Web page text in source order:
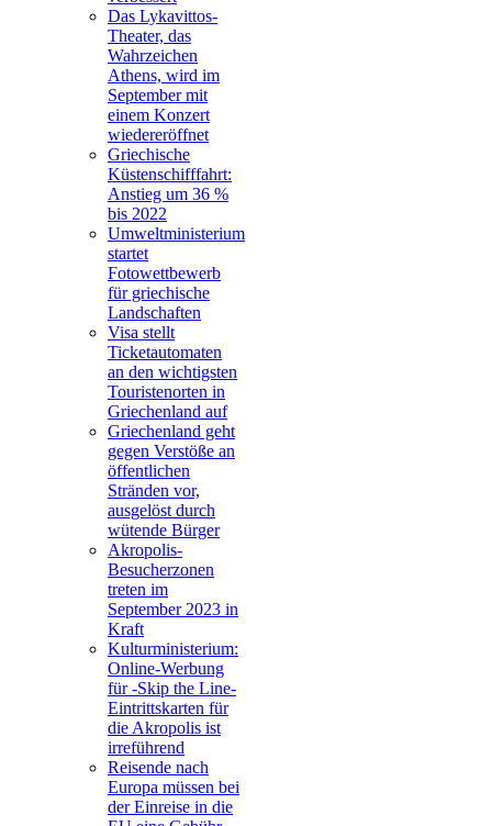
Das Lykavittos-
Theater, das
Wahrzeichen
Athens, wird im
September mit
einem Konzert
wiedereröffnet
Griechische
Küstenschifffahrt:
Anstieg um 36 %
bis 2022
Umweltministerium
startet
Fotowettbewerb
für griechische
Landschaften
Visa stellt
Ticketautomaten
an den wichtigsten
Touristenorten in
Griechenland auf
Griechenland geht
gegen Verstöße an
öffentlichen
Stränden vor,
ausgelöst durch
wütende Bürger
Akropolis-
Besucherzonen
treten im
September 2023 in
Kraft
Kulturministerium:
Online-Werbung
für -Skip the Line-
Eintrittskarten für
die Akropolis ist
irreführend
Reisende nach
Europa müssen bei
der Einreise in die